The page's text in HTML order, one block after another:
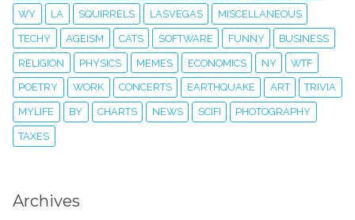
WY LA SQUIRRELS LASVEGAS MISCELLANEOUS
TECHY AGEISM CATS SOFTWARE FUNNY BUSINESS
RELIGION PHYSICS MEMES ECONOMICS NY WTF
POETRY WORK CONCERTS EARTHQUAKE ART TRIVIA
MYLIFE BY CHARTS NEWS SCIFI PHOTOGRAPHY
TAXES
Archives